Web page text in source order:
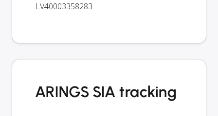
LV40003358283
ARINGS SIA tracking